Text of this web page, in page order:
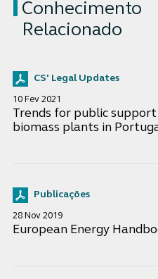
Conhecimento
Relacionado
CS' Legal Updates
10 Fev 2021
Trends for public
biomass plants in
Publicações
28 Nov 2019
European Energy